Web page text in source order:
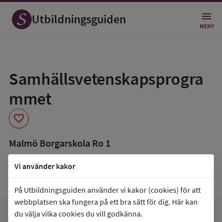
Vi använder kakor
På Utbildningsguiden använder vi kakor (cookies) för att
webbplatsen ska fungera på ett bra sätt för dig. Här kan
du välja vilka cookies du vill godkänna.
Utbildningsguiden MENY
Samhällsvetenskapsprogra
mmet
favorite
som
favorit
Malmö Borgarskola Ro 1
book_5 Inriktning som finns tillgänglig
Samhällsvetenskap
Gå tillMalmö Borgarskola Ro 1arrow_forward